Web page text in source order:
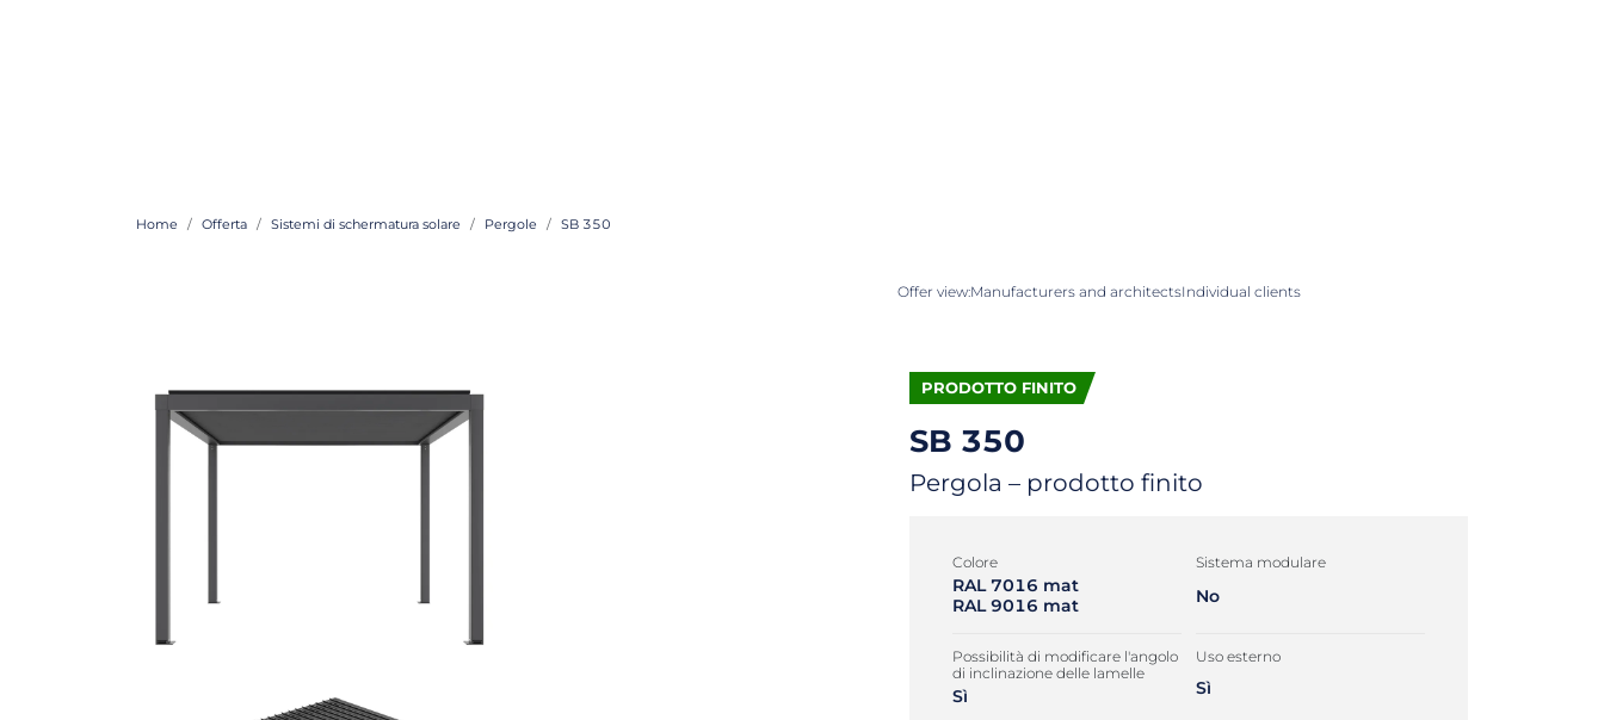
Home Offerta Sistemi di schermatura solare Pergole SB 350
Offer view:Manufacturers and architectsIndividual clients
PRODOTTO FINITO
SB 350
Pergola – prodotto finito
Colore
RAL 7016 mat
RAL 9016 mat
Sistema modulare
No
Possibilità di modificare l'angolo
di inclinazione delle lamelle
Sì
Uso esterno
Sì